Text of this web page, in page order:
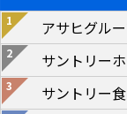
アサヒグル
サントリー
サントリー